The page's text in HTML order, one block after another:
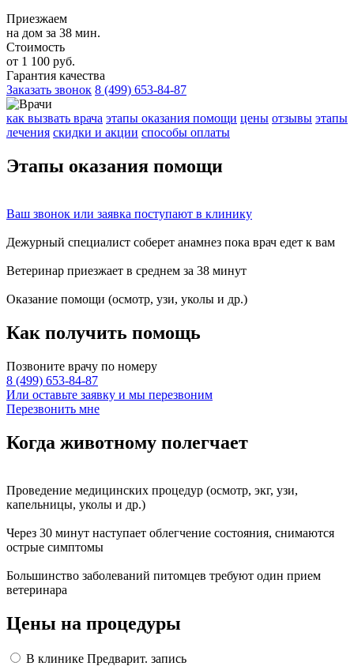
Приезжаем
на дом за 38 мин.
Стоимость
от 1 100 руб.
Гарантия качества
Заказать звонок 8 (499) 653-84-87
как вызвать врача этапы оказания помощи цены отзывы этапы
лечения скидки и акции способы оплаты
Этапы оказания помощи
Ваш звонок или заявка поступают в клинику
Дежурный специалист соберет анамнез пока врач едет к вам
Ветеринар приезжает в среднем за 38 минут
Оказание помощи (осмотр, узи, уколы и др.)
Как получить помощь
Позвоните врачу по номеру
8 (499) 653-84-87
Или оставьте заявку и мы перезвоним
Перезвонить мне
Когда животному полегчает
Проведение медицинских процедур (осмотр, экг, узи,
капельницы, уколы и др.)
Через 30 минут наступает облегчение состояния, снимаются
острые симптомы
Большинство заболеваний питомцев требуют один прием
ветеринара
Цены на процедуры
В клинике Предварит. запись